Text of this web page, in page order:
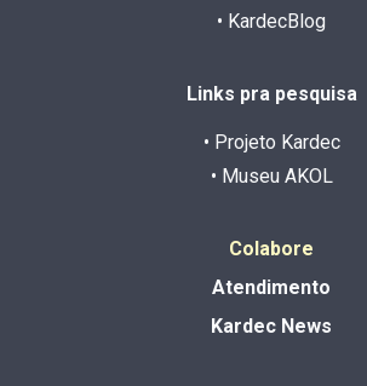
• KardecBlog
Links pra pesquisa
• Projeto Kardec
• Museu AKOL
Colabore
Atendimento
Kardec News